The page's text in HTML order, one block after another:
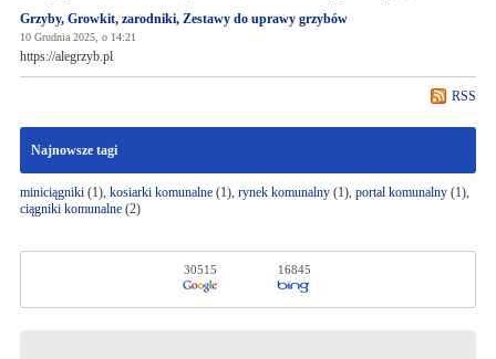
Grzyby, Growkit, zarodniki, Zestawy do uprawy grzybów
10 Grudnia 2025, o 14:21
https://alegrzyb.pl
RSS
Najnowsze tagi
miniciągniki(1), kosiarki komunalne(1), rynek komunalny(1), portal komunalny(1),
ciągniki komunalne(2)
30515 16845